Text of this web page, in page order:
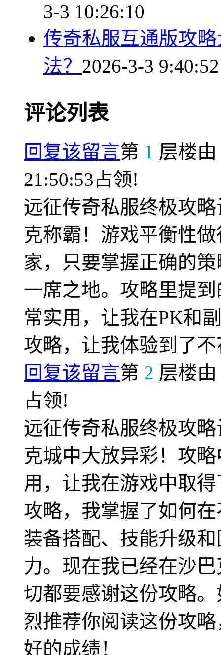
3-3 10:26:10
传奇私服互通版攻
法？ 2026-3-3 9:40:52
评论列表
回复该留言第 1 层楼由
21:50:53占领!
远征传奇私服终极攻
克称霸！游戏平衡性
家，只要掌握正确的
一席之地。攻略里提
常实用，让我在PK和
攻略，让我体验到了
回复该留言第 2 层楼由
占领!
远征传奇私服终极攻
克城中大放异彩！攻
用，让我在游戏中取
攻略，我掌握了如何
装备搭配、技能升级
力。现在我已经在沙
切都要感谢这份攻略
烈推荐你阅读这份攻
好的成绩！